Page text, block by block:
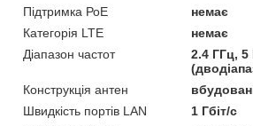
Підтримка РоЕ
немає
Категорія LTE
немає
Діапазон частот
2.4 ГГц, 5
Конструкція антен
Швидкість портів LAN
1 Гбіт/с